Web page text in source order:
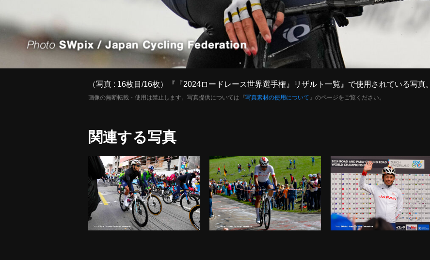
（写真 : 16枚目/16枚）『『2024ロードレース世界選手権』リザルト一覧』で使用されている写真。
画像の無断転載・使用は禁止します。写真提供については『写真素材の使用について 』のページをご覧ください。
関連する写真